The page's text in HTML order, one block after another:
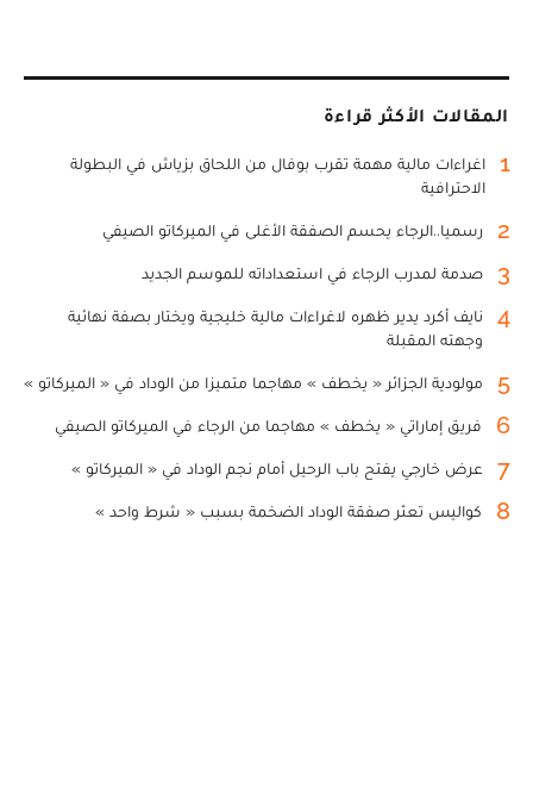
المقالات الأكثر قراءة
1
اغراءات مالية مهمة تقرب بوفال من اللحاق بزياش في البطولة
الاحترافية
2 رسميا..الرجاء يحسم الصفقة الأغلى في الميركاتو الصيفي
3 صدمة لمدرب الرجاء في استعداداته للموسم الجديد
4
نايف أكرد يدير ظهره لاغراءات مالية خليجية ويختار بصفة نهائية
وجهته المقبلة
5 مولودية الجزائر « يخطف » مهاجما متميزا من الوداد في « الميركاتو »
6 فريق إماراتي « يخطف » مهاجما من الرجاء في الميركاتو الصيفي
7 عرض خارجي يفتح باب الرحيل أمام نجم الوداد في « الميركاتو »
8 كواليس تعثر صفقة الوداد الضخمة بسبب « شرط واحد »